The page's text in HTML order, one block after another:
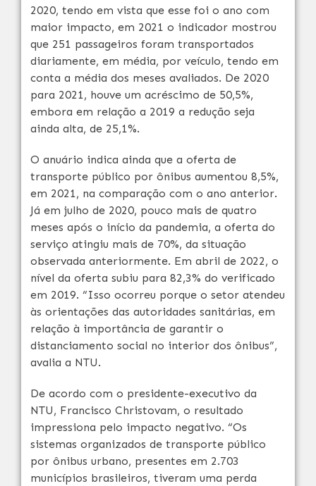
2020, tendo em vista que esse foi o ano com
maior impacto, em 2021 o indicador mostrou
que 251 passageiros foram transportados
diariamente, em média, por veículo, tendo em
conta a média dos meses avaliados. De 2020
para 2021, houve um acréscimo de 50,5%,
embora em relação a 2019 a redução seja
ainda alta, de 25,1%.
O anuário indica ainda que a oferta de
transporte público por ônibus aumentou 8,5%,
em 2021, na comparação com o ano anterior.
Já em julho de 2020, pouco mais de quatro
meses após o início da pandemia, a oferta do
serviço atingiu mais de 70%, da situação
observada anteriormente. Em abril de 2022, o
nível da oferta subiu para 82,3% do verificado
em 2019. “Isso ocorreu porque o setor atendeu
às orientações das autoridades sanitárias, em
relação à importância de garantir o
distanciamento social no interior dos ônibus”,
avalia a NTU.
De acordo com o presidente-executivo da
NTU, Francisco Christovam, o resultado
impressiona pelo impacto negativo. “Os
sistemas organizados de transporte público
por ônibus urbano, presentes em 2.703
municípios brasileiros, tiveram uma perda